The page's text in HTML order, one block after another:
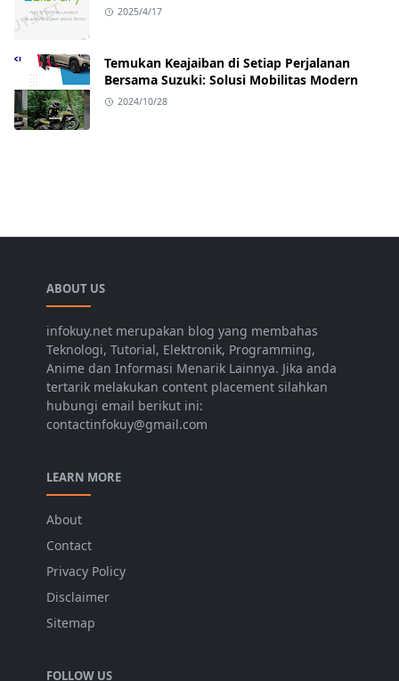
2025/4/17
Temukan Keajaiban di Setiap Perjalanan
Bersama Suzuki: Solusi Mobilitas Modern
2024/10/28
ABOUT US
infokuy.net merupakan blog yang membahas
Teknologi, Tutorial, Elektronik, Programming,
Anime dan Informasi Menarik Lainnya. Jika anda
tertarik melakukan content placement silahkan
hubungi email berikut ini:
contactinfokuy@gmail.com
LEARN MORE
About
Contact
Privacy Policy
Disclaimer
Sitemap
FOLLOW US